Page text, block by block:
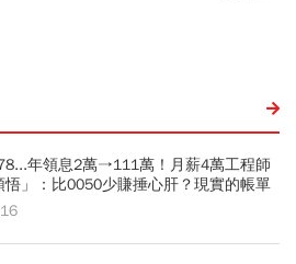
年領息2萬→111萬！月薪4萬工程師
悟」：比0050少賺捶心肝？現實的帳單